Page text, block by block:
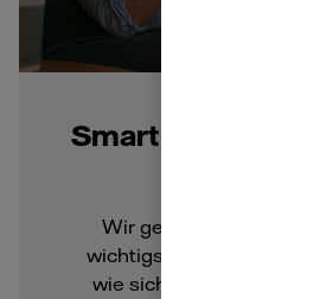
Smart Home: So
Wir geben einen
wichtigsten
wie sich Interessierte